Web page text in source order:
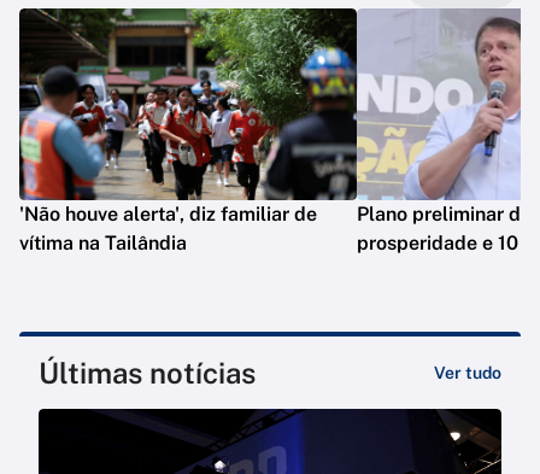
'Não houve alerta', diz familiar de
vítima na Tailândia
Plano preliminar de
prosperidade e 10
Últimas notícias Ver tudo